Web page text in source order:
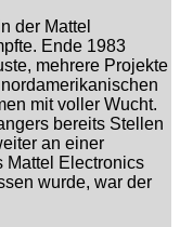
der Mattel
Ende 1983
mehrere Projekte
mit voller Wucht.
bereits Stellen
an einer
Mattel Electronics
wurde, war der